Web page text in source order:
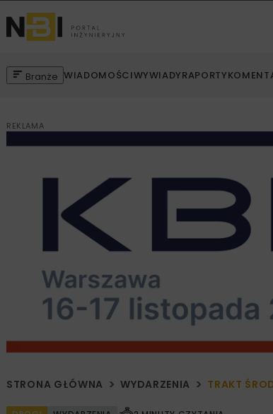
Branże WIADOMOŚCIWYWIADYRAPORTY
REKLAMA
STRONA GŁÓWNA WYDARZENIA TRAKT